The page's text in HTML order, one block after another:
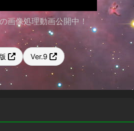
画像処理動画公開中！
Ver.9